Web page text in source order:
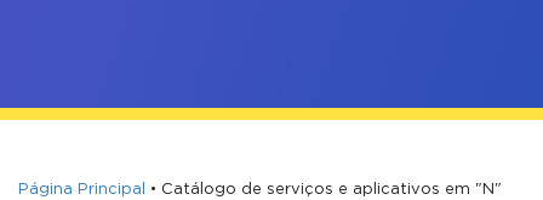
Página Principal • Catálogo de serviços e aplicativos em "N"